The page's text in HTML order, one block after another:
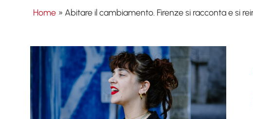
Home » Abitare il cambiamento. Firenze si racconta e si